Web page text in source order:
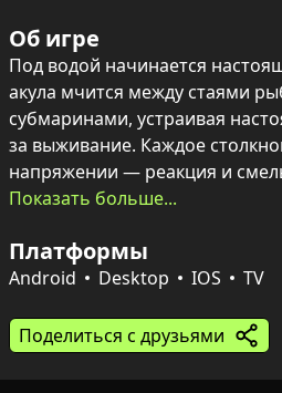
Об игре
Под водой начинается
акула мчится между стаями
субмаринами, устраивая
за выживание. Каждое
напряжении — реакция и
сколько продержится хищник.
Поедание рыбы приносит
уничтожать, чтобы не
усиления. Удобные кнопки
позволяют моментально
Показать больше...
Платформы
Android Desktop IOS TV
Поделиться с друзьями